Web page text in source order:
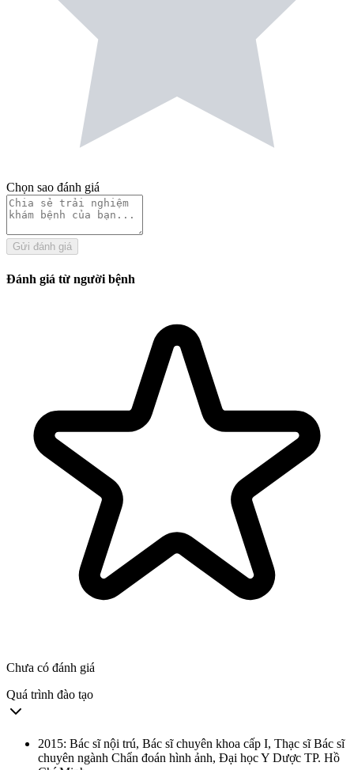
Chọn sao đánh giá
Gửi đánh giá
Đánh giá từ người bệnh
Chưa có đánh giá
Quá trình đào tạo
2015: Bác sĩ nội trú, Bác sĩ chuyên khoa cấp I, Thạc sĩ Bác sĩ
chuyên ngành Chẩn đoán hình ảnh, Đại học Y Dược TP. Hồ